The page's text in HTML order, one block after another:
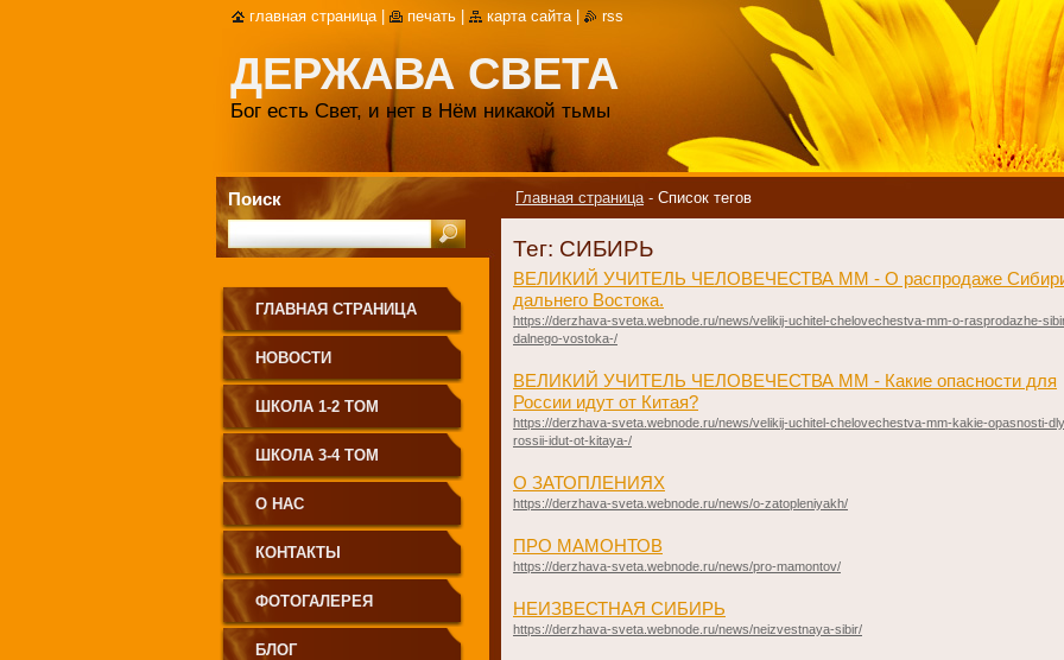
ДЕРЖАВА СВЕТА
Бог есть Свет, и нет в Нём никакой тьмы
Главная страница - Список тегов
Тег: СИБИРЬ
ВЕЛИКИЙ УЧИТЕЛЬ ЧЕЛОВЕЧЕСТВА ММ - О распродаже
дальнего Востока.
https://derzhava-sveta.webnode.ru/news/velikij-uchitel-chelovechestva-mm-o-rasprodazhe-
dalnego-vostoka-/
ВЕЛИКИЙ УЧИТЕЛЬ ЧЕЛОВЕЧЕСТВА ММ - Какие опасности для
России идут от Китая?
https://derzhava-sveta.webnode.ru/news/velikij-uchitel-chelovechestva-mm-kakie-opasnosti-
rossii-idut-ot-kitaya-/
О ЗАТОПЛЕНИЯХ
https://derzhava-sveta.webnode.ru/news/o-zatopleniyakh/
ПРО МАМОНТОВ
https://derzhava-sveta.webnode.ru/news/pro-mamontov/
НЕИЗВЕСТНАЯ СИБИРЬ
https://derzhava-sveta.webnode.ru/news/neizvestnaya-sibir/
ГЛАВНАЯ СТРАНИЦА
НОВОСТИ
ШКОЛА 1-2 ТОМ
ШКОЛА 3-4 ТОМ
О НАС
КОНТАКТЫ
ФОТОГАЛЕРЕЯ
БЛОГ
Поиск
главная страница печать карта сайта rss